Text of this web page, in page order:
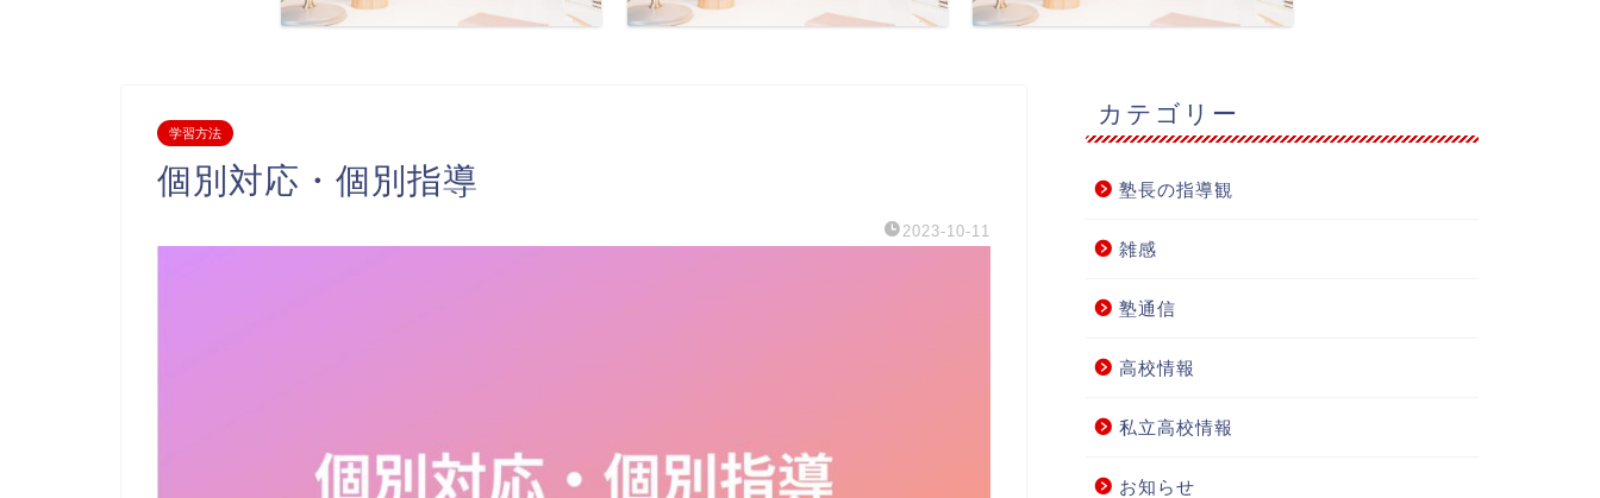
学習方法
個別対応・個別指導
2023-10-11
カテゴリー
塾長の指導観
雑感
塾通信
高校情報
私立高校情報
お知らせ